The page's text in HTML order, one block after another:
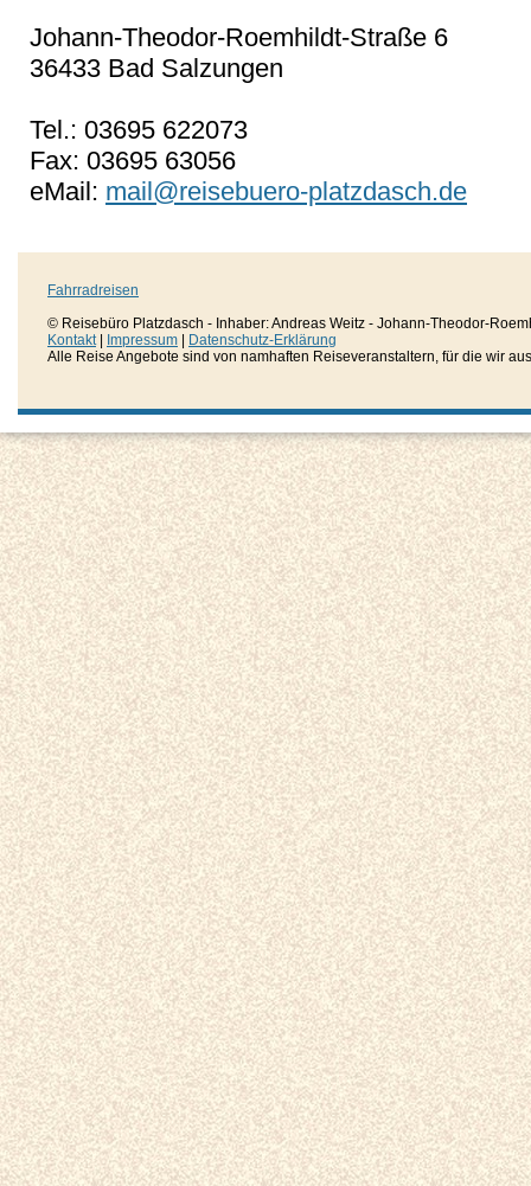
Johann-Theodor-Roemhildt-Straße 6
36433 Bad Salzungen
Tel.: 03695 622073
Fax: 03695 63056
eMail: mail@reisebuero-platzdasch.de
Fahrradreisen
© Reisebüro Platzdasch - Inhaber: Andreas Weitz - Johann-Theodor-
Kontakt| Impressum
Datenschutz-Erklärung
Alle Reise Angebote sind von namhaften Reiseveranstaltern, für die wir